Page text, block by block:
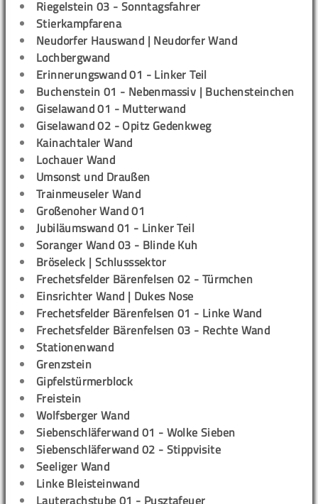
Riegelstein 03 - Sonntagsfahrer
Stierkampfarena
Neudorfer Hauswand | Neudorfer Wand
Lochbergwand
Erinnerungswand 01 - Linker Teil
Buchenstein 01 - Nebenmassiv | Buchensteinchen
Giselawand 01 - Mutterwand
Giselawand 02 - Opitz Gedenkweg
Kainachtaler Wand
Lochauer Wand
Umsonst und Draußen
Trainmeuseler Wand
Großenoher Wand 01
Jubiläumswand 01 - Linker Teil
Soranger Wand 03 - Blinde Kuh
Bröseleck | Schlusssektor
Frechetsfelder Bärenfelsen 02 - Türmchen
Einsrichter Wand | Dukes Nose
Frechetsfelder Bärenfelsen 01 - Linke Wand
Frechetsfelder Bärenfelsen 03 - Rechte Wand
Stationenwand
Grenzstein
Gipfelstürmerblock
Freistein
Wolfsberger Wand
Siebenschläferwand 01 - Wolke Sieben
Siebenschläferwand 02 - Stippvisite
Seeliger Wand
Linke Bleisteinwand
Lauterachstube 01 - Pusztafeuer